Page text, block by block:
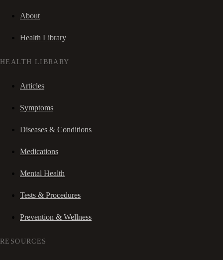
About
Health Library
HEALTH LIBRARY
Articles
Symptoms
Diseases & Conditions
Medications
Mental Health
Tests & Procedures
Prevention & Wellness
RESOURCES